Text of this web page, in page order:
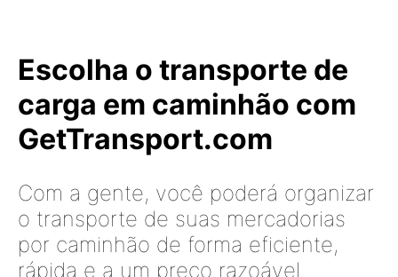
Escolha o transporte de
carga em caminhão com
GetTransport.com
Com a gente, você poderá organizar
o transporte de suas mercadorias
por caminhão de forma eficiente,
rápida e a um preço razoável.